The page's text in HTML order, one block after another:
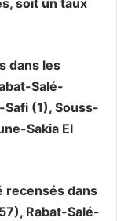
soit un taux
dans les
Salé-
(1), Souss-
Sakia El
recensés dans
Rabat-Salé-